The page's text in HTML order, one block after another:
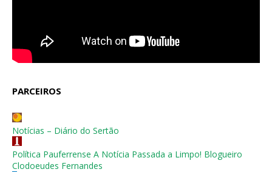
PARCEIROS
Notícias – Diário do Sertão
Política Pauferrense A Notícia Passada a Limpo! Blogueiro
Clodoeudes Fernandes